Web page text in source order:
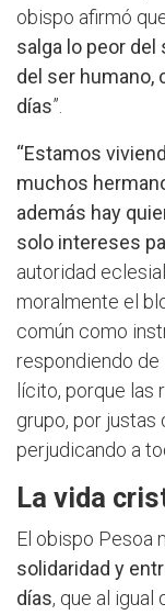
obispo afirmó
salga lo peor
del ser humano,
días”.
“Estamos
muchos
además hay
solo intereses
autoridad
moralmente el
común como
respondiendo de
lícito, porque las
grupo, por justas
perjudicando a
La vida
El obispo Pesoa
solidaridad y
días, que al igual